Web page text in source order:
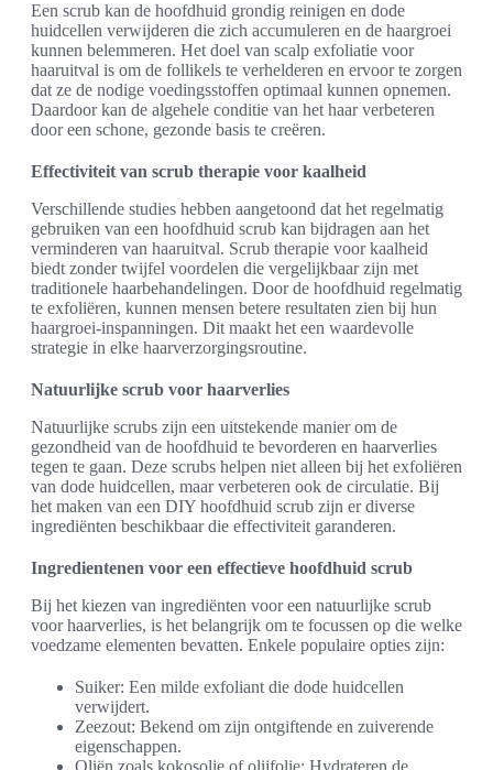
Een scrub kan de hoofdhuid grondig reinigen en dode
huidcellen verwijderen die zich accumuleren en de haargroei
kunnen belemmeren. Het doel van scalp exfoliatie voor
haaruitval is om de follikels te verhelderen en ervoor te zorgen
dat ze de nodige voedingsstoffen optimaal kunnen opnemen.
Daardoor kan de algehele conditie van het haar verbeteren
door een schone, gezonde basis te creëren.
Effectiviteit van scrub therapie voor kaalheid
Verschillende studies hebben aangetoond dat het regelmatig
gebruiken van een hoofdhuid scrub kan bijdragen aan het
verminderen van haaruitval. Scrub therapie voor kaalheid
biedt zonder twijfel voordelen die vergelijkbaar zijn met
traditionele haarbehandelingen. Door de hoofdhuid regelmatig
te exfoliëren, kunnen mensen betere resultaten zien bij hun
haargroei-inspanningen. Dit maakt het een waardevolle
strategie in elke haarverzorgingsroutine.
Natuurlijke scrub voor haarverlies
Natuurlijke scrubs zijn een uitstekende manier om de
gezondheid van de hoofdhuid te bevorderen en haarverlies
tegen te gaan. Deze scrubs helpen niet alleen bij het exfoliëren
van dode huidcellen, maar verbeteren ook de circulatie. Bij
het maken van een DIY hoofdhuid scrub zijn er diverse
ingrediënten beschikbaar die effectiviteit garanderen.
Ingredientenen voor een effectieve hoofdhuid scrub
Bij het kiezen van ingrediënten voor een natuurlijke scrub
voor haarverlies, is het belangrijk om te focussen op die welke
voedzame elementen bevatten. Enkele populaire opties zijn:
Suiker: Een milde exfoliant die dode huidcellen
verwijdert.
Zeezout: Bekend om zijn ontgiftende en zuiverende
eigenschappen.